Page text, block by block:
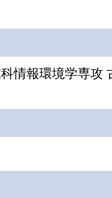
情報環境学専攻